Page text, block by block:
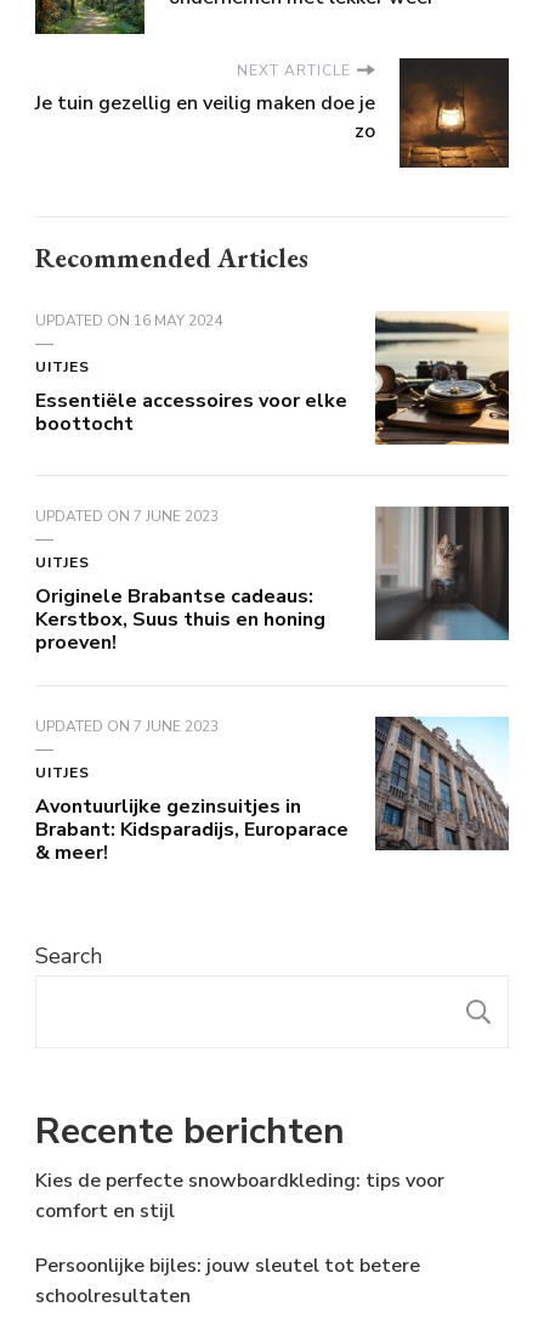
NEXT ARTICLE
Je tuin gezellig en veilig maken doe je
zo
Recommended Articles
UPDATED ON 16 MAY 2024
UITJES
Essentiële accessoires voor elke
boottocht
UPDATED ON 7 JUNE 2023
UITJES
Originele Brabantse cadeaus:
Kerstbox, Suus thuis en honing
proeven!
UPDATED ON 7 JUNE 2023
UITJES
Avontuurlijke gezinsuitjes in
Brabant: Kidsparadijs, Europarace
& meer!
Search
Recente berichten
Kies de perfecte snowboardkleding: tips voor
comfort en stijl
Persoonlijke bijles: jouw sleutel tot betere
schoolresultaten